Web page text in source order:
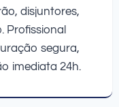
disjuntores,
Profissional
segura,
imediata 24h.